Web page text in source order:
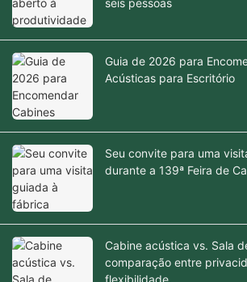
seis pessoas
Guia de 2026 para
Acústicas para Escritório
Seu convite para uma
durante a 139ª Feira de
Cabine acústica vs. Sala
comparação entre
flexibilidade.